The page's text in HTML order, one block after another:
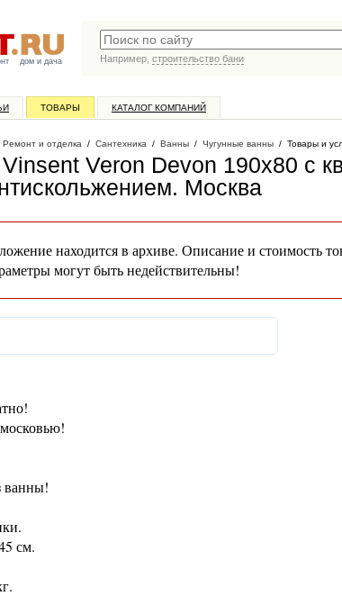
дом и дача
Например, строительство бани
ТОВАРЫ КАТАЛОГ КОМПАНИЙ
Ремонт и отделка / Сантехника / Ванны / Чугунные ванны / Товары и
Veron Devon 190x80 с
. Москва
находится в архиве. Описание и стоимость
могут быть недействительны!
ванны!
см.